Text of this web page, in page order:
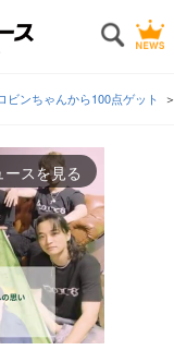
ビンちゃんから100点ゲット
ースを見る